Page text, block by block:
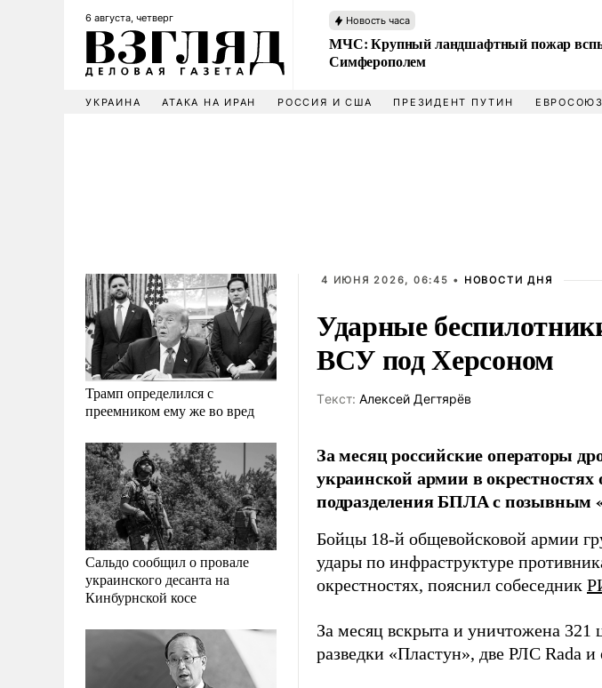
6 августа, четверг Новость часа
МЧС: Крупный ландшафтный пожар
Симферополем
УКРАИНА АТАКА НА ИРАН РОССИЯ И США ПРЕЗИДЕНТ ПУТИН ЕВРОСОЮЗ
Трамп определился с
преемником ему же во вред
Сальдо сообщил о провале
украинского десанта на
Кинбурнской косе
4 ИЮНЯ 2026, 06:45 • НОВОСТИ ДНЯ
Ударные
ВСУ под Херсоном
Tекст: Алексей Дегтярёв
За месяц российские операторы
украинской армии в
подразделения БПЛА с позывным
Бойцы 18-й общевойсковой армии
удары по инфраструктуре
окрестностях, пояснил собеседник
За месяц вскрыта и уничтожена 321
разведки «Пластун», две РЛС Rada